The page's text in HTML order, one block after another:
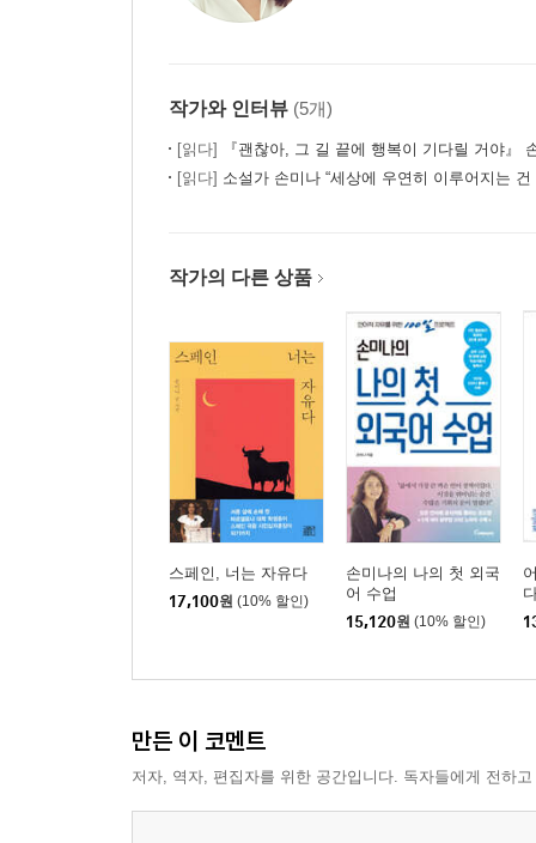
작가와 인터뷰 (5개)
[읽다]
『괜찮아, 그 길 끝에 행복이 기다릴 거야』 손
[읽다] 소설가 손미나 “세상에 우연히 이루어지는 건 하나도 없어요
작가의 다른 상품
스페인, 너는 자유다
17,100원 (10% 할인)
손미나의 나의 첫 외국
어 수업
15,120원 (10% 할인)
만든 이 코멘트
저자, 역자, 편집자를 위한 공간입니다. 독자들에게 전하